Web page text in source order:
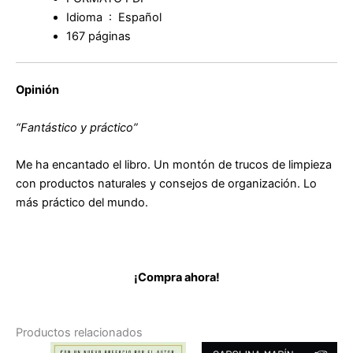
Idioma ‏ : ‎ Español
167 páginas
Opinión
“Fantástico y práctico”
Me ha encantado el libro. Un montón de trucos de limpieza
con productos naturales y consejos de organización. Lo
más práctico del mundo.
¡Compra ahora!
Productos relacionados